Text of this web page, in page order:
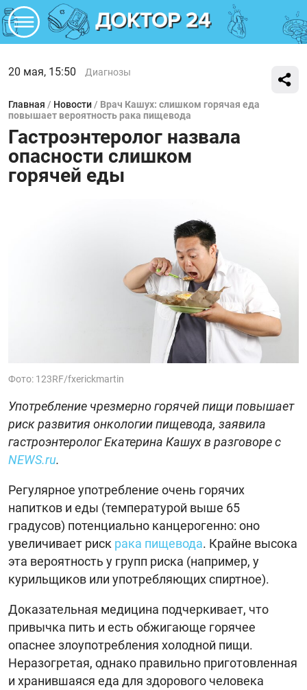
20 мая, 15:50 Диагнозы
Главная / Новости / Врач Кашух: слишком горячая еда
повышает вероятность рака пищевода
Гастроэнтеролог назвала
опасности слишком
горячей еды
Фото: 123RF/fxerickmartin
Употребление чрезмерно горячей пищи повышает
риск развития онкологии пищевода, заявила
гастроэнтеролог Екатерина Кашух в разговоре с
NEWS.ru.
Регулярное употребление очень горячих
напитков и еды (температурой выше 65
градусов) потенциально канцерогенно: оно
увеличивает риск рака пищевода. Крайне высока
эта вероятность у групп риска (например, у
курильщиков или употребляющих спиртное).
Доказательная медицина подчеркивает, что
привычка пить и есть обжигающе горячее
опаснее злоупотребления холодной пищи.
Неразогретая, однако правильно приготовленная
и хранившаяся еда для здорового человека